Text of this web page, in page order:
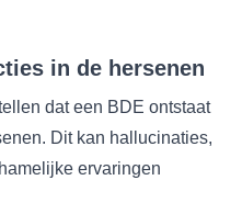
in de hersenen
dat een BDE ontstaat
Dit kan hallucinaties,
ervaringen